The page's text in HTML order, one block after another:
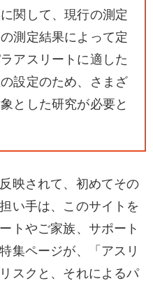
関して、現行の測定
測定結果によって定
アスリートに適した
設定のため、さまざ
とした研究が必要と
映されて、初めてその
い手は、このサイトを
トやご家族、サポート
集ページが、「アスリ
スクと、それによるパ